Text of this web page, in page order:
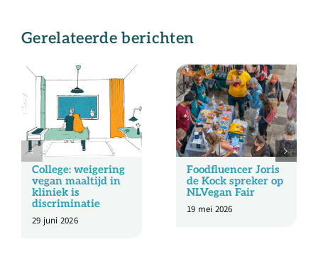
Gerelateerde berichten
College: weigering
vegan maaltijd in
kliniek is
discriminatie
29 juni 2026
Foodfluencer Joris
de Kock spreker op
NLVegan Fair
19 mei 2026